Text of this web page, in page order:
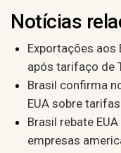
Notícias
Exportações aos
após tarifaço de
Brasil confirma
EUA sobre
Brasil rebate
empresas